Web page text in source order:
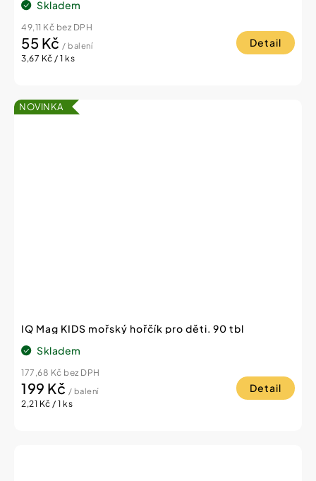
Skladem
49,11 Kč bez DPH
55 Kč / balení
Měrná
3,67 Kč / 1 ks
Detail
NOVINKA
IQ Mag KIDS mořský hořčík pro děti. 90 tbl
Skladem
177,68 Kč bez DPH
199 Kč / balení
Měrná
2,21 Kč / 1 ks
Detail